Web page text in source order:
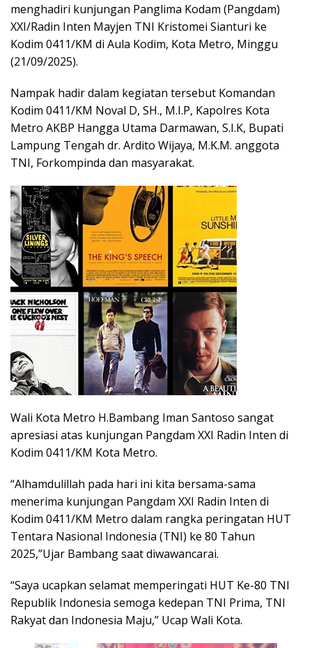
menghadiri kunjungan Panglima Kodam (Pangdam)
XXI/Radin Inten Mayjen TNI Kristomei Sianturi ke
Kodim 0411/KM di Aula Kodim, Kota Metro, Minggu
(21/09/2025).
Nampak hadir dalam kegiatan tersebut Komandan
Kodim 0411/KM Noval D, SH., M.I.P, Kapolres Kota
Metro AKBP Hangga Utama Darmawan, S.I.K, Bupati
Lampung Tengah dr. Ardito Wijaya, M.K.M. anggota
TNI, Forkompinda dan masyarakat.
Wali Kota Metro H.Bambang Iman Santoso sangat
apresiasi atas kunjungan Pangdam XXI Radin Inten di
Kodim 0411/KM Kota Metro.
“Alhamdulillah pada hari ini kita bersama-sama
menerima kunjungan Pangdam XXI Radin Inten di
Kodim 0411/KM Metro dalam rangka peringatan HUT
Tentara Nasional Indonesia (TNI) ke 80 Tahun
2025,”Ujar Bambang saat diwawancarai.
“Saya ucapkan selamat memperingati HUT Ke-80 TNI
Republik Indonesia semoga kedepan TNI Prima, TNI
Rakyat dan Indonesia Maju,” Ucap Wali Kota.